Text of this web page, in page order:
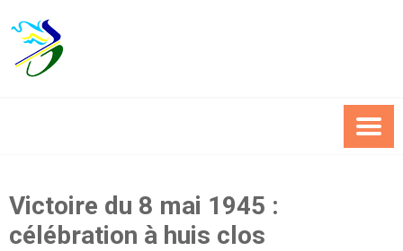
to
content
Victoire du 8 mai 1945 :
célébration à huis clos